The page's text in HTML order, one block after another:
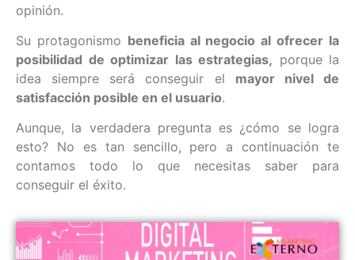
opinión.
Su protagonismo beneficia al negocio al ofrecer la
posibilidad de optimizar las estrategias, porque la
idea siempre será conseguir el mayor nivel de
satisfacción posible en el usuario.
Aunque, la verdadera pregunta es ¿cómo se logra
esto? No es tan sencillo, pero a continuación te
contamos todo lo que necesitas saber para
conseguir el éxito.